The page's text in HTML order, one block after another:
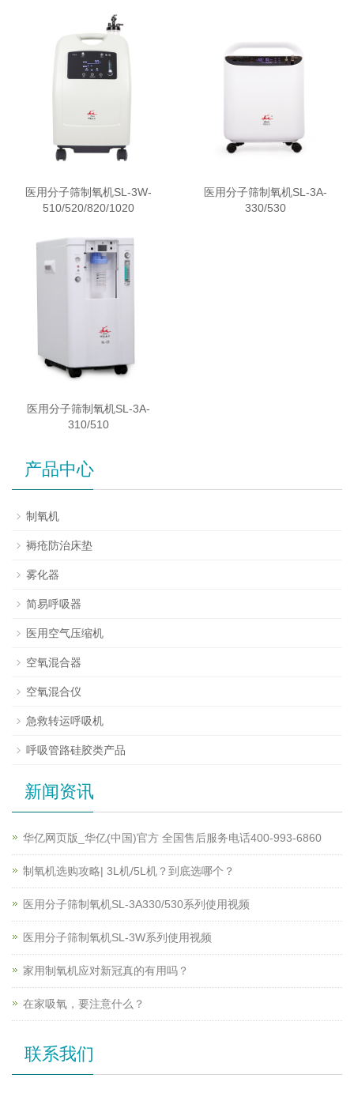
医用分子筛制氧机SL-3W-
510/520/820/1020
医用分子筛制氧机SL-3A-
330/530
医用分子筛制氧机SL-3A-
310/510
产品中心
制氧机
褥疮防治床垫
雾化器
简易呼吸器
医用空气压缩机
空氧混合器
空氧混合仪
急救转运呼吸机
呼吸管路硅胶类产品
新闻资讯
华亿网页版_华亿(中国)官方 全国售后服务电话400-993-6860
制氧机选购攻略| 3L机/5L机？到底选哪个？
医用分子筛制氧机SL-3A330/530系列使用视频
医用分子筛制氧机SL-3W系列使用视频
家用制氧机应对新冠真的有用吗？
在家吸氧，要注意什么？
联系我们